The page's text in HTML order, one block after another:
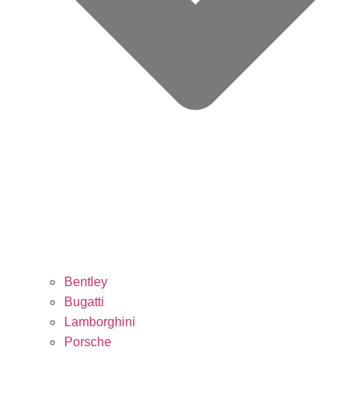
Bentley
Bugatti
Lamborghini
Porsche